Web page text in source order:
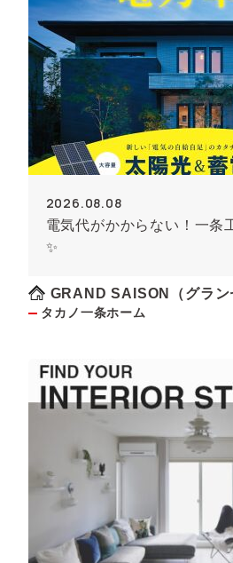
2026.08.08
電気代がかからない！一条
✨
GRAND SAISON（グラン
タカノ一条ホーム